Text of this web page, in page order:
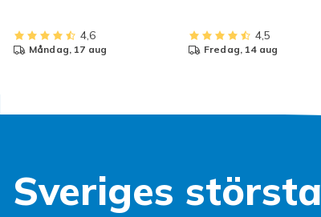
4,6
måndag, 17 aug
4,5
fredag, 14 aug
Sveriges största